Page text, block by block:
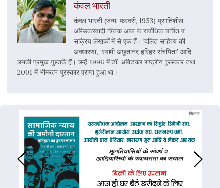
कंवल भारती
कंवल भारती (जन्म: फरवरी, 1953) प्रगतिशील
आंबेडकरवादी चिंतक आज के सर्वाधिक चर्चित व
सक्रिय लेखकों में से एक हैं। ‘दलित साहित्य की
अवधारणा’, ‘स्वामी अछूतानंद हरिहर संचयिता’ आदि
उनकी प्रमुख पुस्तकें हैं। उन्हें 1996 में डॉ. आंबेडकर राष्ट्रीय पुरस्कार तथा
2001 में भीमरत्न पुरस्कार प्राप्त हुआ था।